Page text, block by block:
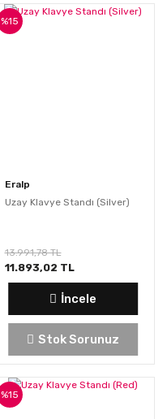
Eralp
Uzay Klavye Standı (Silver)
%15
13.991,78 TL
11.893,02 TL
İncele
Stok Sorunuz
%15